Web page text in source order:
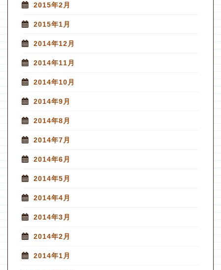
2015年2月
2015年1月
2014年12月
2014年11月
2014年10月
2014年9月
2014年8月
2014年7月
2014年6月
2014年5月
2014年4月
2014年3月
2014年2月
2014年1月